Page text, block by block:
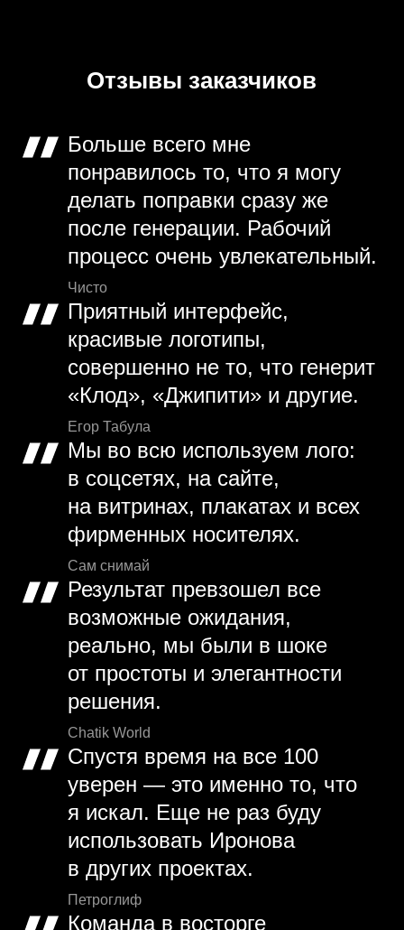
Отзывы заказчиков
Больше всего мне
понравилось то, что я могу
делать поправки сразу же
после генерации. Рабочий
процесс очень увлекательный.
Чисто
Приятный интерфейс,
красивые логотипы,
совершенно не то, что генерит
«Клод», «Джипити» и другие.
Егор Табула
Мы во всю используем лого:
в соцсетях, на сайте,
на витринах, плакатах и всех
фирменных носителях.
Сам снимай
Результат превзошел все
возможные ожидания,
реально, мы были в шоке
от простоты и элегантности
решения.
Chatik World
Спустя время на все 100
уверен — это именно то, что
я искал. Еще не раз буду
использовать Иронова
в других проектах.
Петроглиф
Команда в восторге